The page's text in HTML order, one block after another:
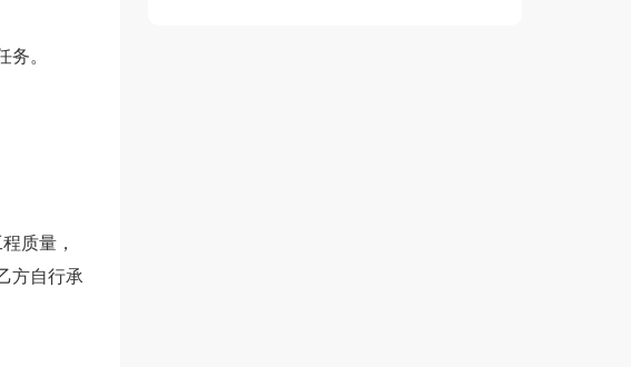
。
质量，
方自行承